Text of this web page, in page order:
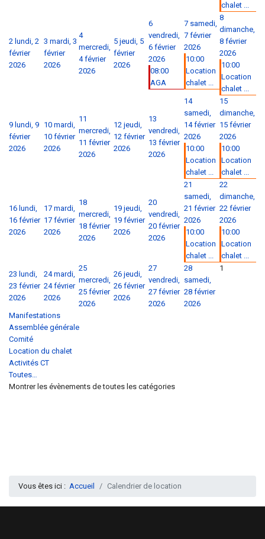
chalet ...
2 lundi, 2
février
2026
3 mardi, 3
février
2026
4
mercredi,
4 février
2026
5 jeudi, 5
février
2026
6
vendredi,
6 février
2026
08:00
AGA
7 samedi,
7 février
2026
10:00
Location
chalet ...
8
dimanche,
8 février
2026
10:00
Location
chalet ...
9 lundi, 9
février
2026
10 mardi,
10 février
2026
11
mercredi,
11 février
2026
12 jeudi,
12 février
2026
13
vendredi,
13 février
2026
14
samedi,
14 février
2026
10:00
Location
chalet ...
15
dimanche,
15 février
2026
10:00
Location
chalet ...
16 lundi,
16 février
2026
17 mardi,
17 février
2026
18
mercredi,
18 février
2026
19 jeudi,
19 février
2026
20
vendredi,
20 février
2026
21
samedi,
21 février
2026
10:00
Location
chalet ...
22
dimanche,
22 février
2026
10:00
Location
chalet ...
23 lundi,
23 février
2026
24 mardi,
24 février
2026
25
mercredi,
25 février
2026
26 jeudi,
26 février
2026
27
vendredi,
27 février
2026
28
samedi,
28 février
2026
1
Manifestations
Assemblée générale
Comité
Location du chalet
Activités CT
Toutes…
Montrer les évènements de toutes les catégories
Vous êtes ici : Accueil Calendrier de location